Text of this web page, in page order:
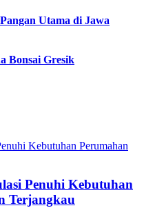
Utama di Jawa
Bonsai Gresik
Penuhi Kebutuhan
Terjangkau